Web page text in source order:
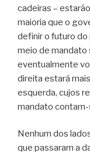
cadeiras –
maioria que o
definir o futuro do
meio de mandato
eventualmente
direita estará
esquerda, cujos
mandato contam-
Nenhum dos
que passaram a